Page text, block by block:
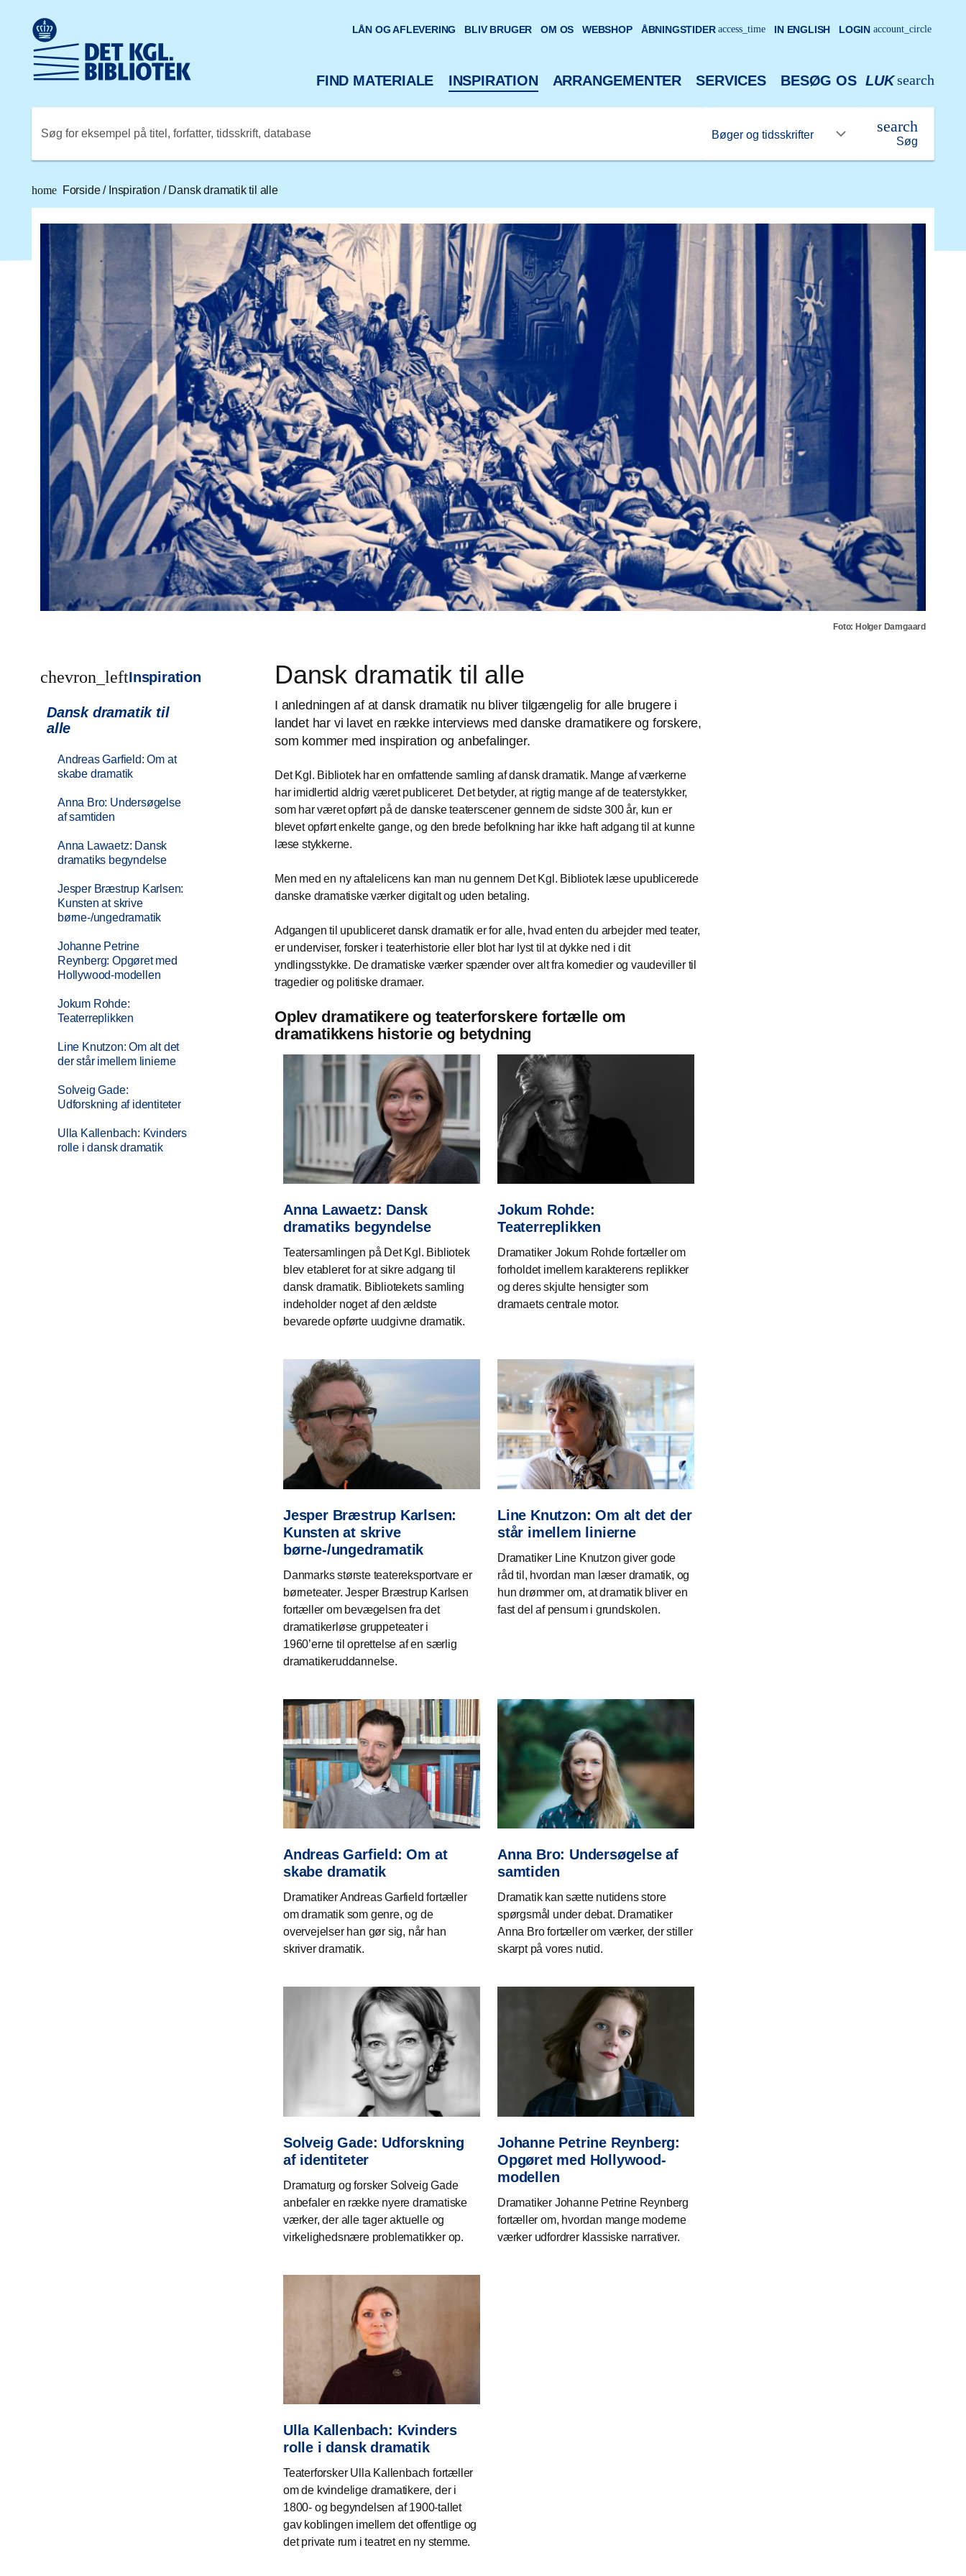
Det Kongelige Biblioteks logo. Gå til Det Kongelige Biblioteks hjemmeside
FIND MATERIALE INSPIRATION ARRANGEMENTER SERVICES BESØG OS search
LUK
Søg for eksempel på titel, forfatter, tidsskrift, database
Søg
search
LÅN OG AFLEVERING BLIV BRUGER OM OS WEBSHOP ÅBNINGSTIDER access_time IN ENGLISH LOGIN account_circle
home Forside/ Inspiration / Dansk dramatik til alle
Foto: Holger Damgaard
chevron_leftInspiration
Dansk dramatik til
alle
Andreas Garfield: Om at
skabe dramatik
Anna Bro: Undersøgelse
af samtiden
Anna Lawaetz: Dansk
dramatiks begyndelse
Jesper Bræstrup Karlsen:
Kunsten at skrive
børne-/ungedramatik
Johanne Petrine
Reynberg: Opgøret med
Hollywood-modellen
Jokum Rohde:
Teaterreplikken
Line Knutzon: Om alt det
der står imellem linierne
Solveig Gade:
Udforskning af identiteter
Ulla Kallenbach: Kvinders
rolle i dansk dramatik
Dansk dramatik til alle
I anledningen af at dansk dramatik nu bliver tilgængelig for alle brugere i
landet har vi lavet en række interviews med danske dramatikere og forskere,
som kommer med inspiration og anbefalinger.
Det Kgl. Bibliotek har en omfattende samling af dansk dramatik. Mange af værkerne
har imidlertid aldrig været publiceret. Det betyder, at rigtig mange af de teaterstykker,
som har været opført på de danske teaterscener gennem de sidste 300 år, kun er
blevet opført enkelte gange, og den brede befolkning har ikke haft adgang til at kunne
læse stykkerne.
Men med en ny aftalelicens kan man nu gennem Det Kgl. Bibliotek læse upublicerede
danske dramatiske værker digitalt og uden betaling.
Adgangen til upubliceret dansk dramatik er for alle, hvad enten du arbejder med teater,
er underviser, forsker i teaterhistorie eller blot har lyst til at dykke ned i dit
yndlingsstykke. De dramatiske værker spænder over alt fra komedier og vaudeviller til
tragedier og politiske dramaer.
Oplev dramatikere og teaterforskere fortælle om
dramatikkens historie og betydning
Anna Lawaetz: Dansk
dramatiks begyndelse
Teatersamlingen på Det Kgl. Bibliotek
blev etableret for at sikre adgang til
dansk dramatik. Bibliotekets samling
indeholder noget af den ældste
bevarede opførte uudgivne dramatik.
Jokum Rohde:
Teaterreplikken
Dramatiker Jokum Rohde fortæller om
forholdet imellem karakterens replikker
og deres skjulte hensigter som
dramaets centrale motor.
Jesper Bræstrup Karlsen:
Kunsten at skrive
børne-/ungedramatik
Danmarks største teatereksportvare er
børneteater. Jesper Bræstrup Karlsen
fortæller om bevægelsen fra det
dramatikerløse gruppeteater i
1960’erne til oprettelse af en særlig
dramatikeruddannelse.
Line Knutzon: Om alt det der
står imellem linierne
Dramatiker Line Knutzon giver gode
råd til, hvordan man læser dramatik, og
hun drømmer om, at dramatik bliver en
fast del af pensum i grundskolen.
Andreas Garfield: Om at
skabe dramatik
Dramatiker Andreas Garfield fortæller
om dramatik som genre, og de
overvejelser han gør sig, når han
skriver dramatik.
Anna Bro: Undersøgelse af
samtiden
Dramatik kan sætte nutidens store
spørgsmål under debat. Dramatiker
Anna Bro fortæller om værker, der stiller
skarpt på vores nutid.
Solveig Gade: Udforskning
af identiteter
Dramaturg og forsker Solveig Gade
anbefaler en række nyere dramatiske
værker, der alle tager aktuelle og
virkelighedsnære problematikker op.
Johanne Petrine Reynberg:
Opgøret med Hollywood-
modellen
Dramatiker Johanne Petrine Reynberg
fortæller om, hvordan mange moderne
værker udfordrer klassiske narrativer.
Ulla Kallenbach: Kvinders
rolle i dansk dramatik
Teaterforsker Ulla Kallenbach fortæller
om de kvindelige dramatikere, der i
1800- og begyndelsen af 1900-tallet
gav koblingen imellem det offentlige og
det private rum i teatret en ny stemme.